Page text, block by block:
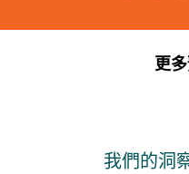
更
我們的洞